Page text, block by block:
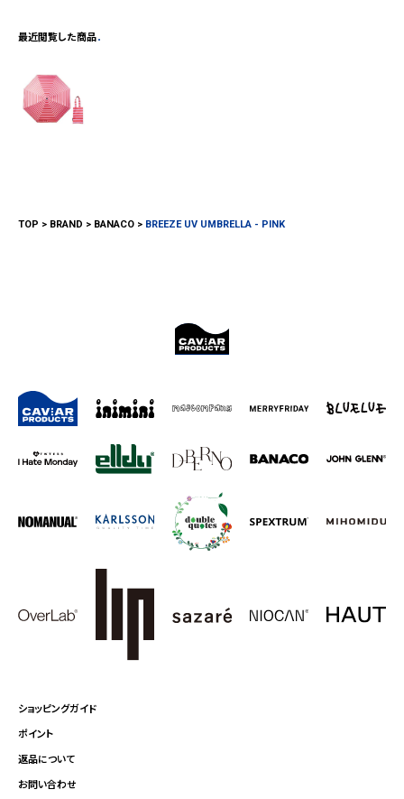
最近閲覧した商品
TOP BRAND BANACO BREEZE UV UMBRELLA - PINK
ショッピングガイド
ポイント
返品について
お問い合わせ